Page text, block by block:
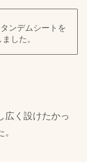
ンデムシートを
した。
広く設けたかっ